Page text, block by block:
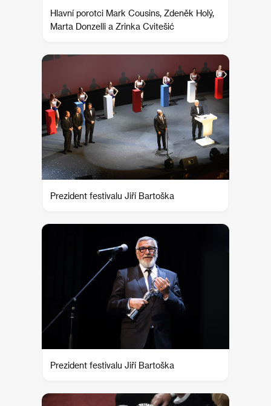
Hlavní porotci Mark Cousins, Zdeněk Holý,
Marta Donzelli a Zrinka Cvitešić
Prezident festivalu Jiří Bartoška
Prezident festivalu Jiří Bartoška